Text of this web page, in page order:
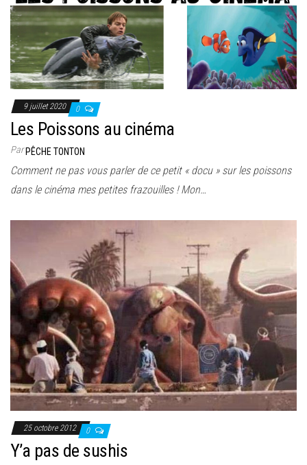
9 juillet 2020 0
Les Poissons au cinéma
ParPÊCHE TONTON
Comment ne pas vous parler de ce petit « docu » sur les poissons
dans le cinéma mes petites frazouilles ! Mon…
25 octobre 2012 0
Y’a pas de sushis